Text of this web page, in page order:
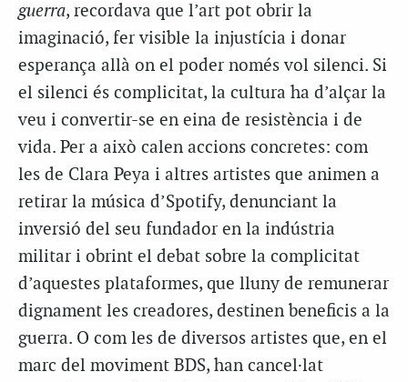
guerra, recordava que l’art pot obrir la
imaginació, fer visible la injustícia i donar
esperança allà on el poder només vol silenci. Si
el silenci és complicitat, la cultura ha d’alçar la
veu i convertir-se en eina de resistència i de
vida. Per a això calen accions concretes: com
les de Clara Peya i altres artistes que animen a
retirar la música d’Spotify, denunciant la
inversió del seu fundador en la indústria
militar i obrint el debat sobre la complicitat
d’aquestes plataformes, que lluny de remunerar
dignament les creadores, destinen beneficis a la
guerra. O com les de diversos artistes que, en el
marc del moviment BDS, han cancel·lat